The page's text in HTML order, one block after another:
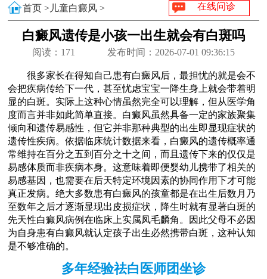
首页 > 儿童白癜风 > 在线问诊
白癜风遗传是小孩一出生就会有白斑吗
阅读： 171 发布时间：2026-07-01 09:36:15
很多家长在得知自己患有白癜风后，最担忧的就是会不
会把疾病传给下一代，甚至忧虑宝宝一降生身上就会带着明
显的白斑。实际上这种心情虽然完全可以理解，但从医学角
度而言并非如此简单直接。白癜风虽然具备一定的家族聚集
倾向和遗传易感性，但它并非那种典型的出生即显现症状的
遗传性疾病。依据临床统计数据来看，白癜风的遗传概率通
常维持在百分之五到百分之十之间，而且遗传下来的仅仅是
易感体质而非疾病本身。这意味着即便婴幼儿携带了相关的
易感基因，也需要在后天特定环境因素的协同作用下才可能
真正发病。绝大多数患有白癜风的孩童都是在出生后数月乃
至数年之后才逐渐显现出皮损症状，降生时就有显著白斑的
先天性白癜风病例在临床上实属凤毛麟角。因此父母不必因
为自身患有白癜风就认定孩子出生必然携带白斑，这种认知
是不够准确的。
多年经验祛白医师团坐诊